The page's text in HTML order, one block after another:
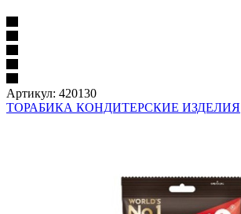
Артикул: 420130
ТОРАБИКА КОНДИТЕРСКИЕ ИЗДЕЛИЯ